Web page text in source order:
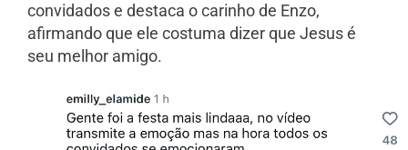
convidados e destaca o carinho de Enzo,
afirmando que ele costuma dizer que Jesus é
seu melhor amigo.